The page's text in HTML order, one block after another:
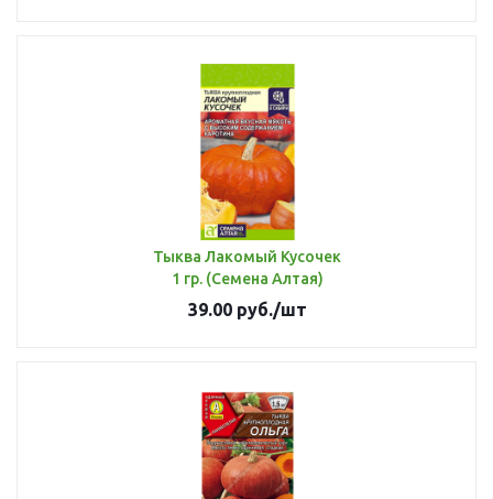
Тыква Лакомый Кусочек
1 гр. (Семена Алтая)
39.00руб./шт